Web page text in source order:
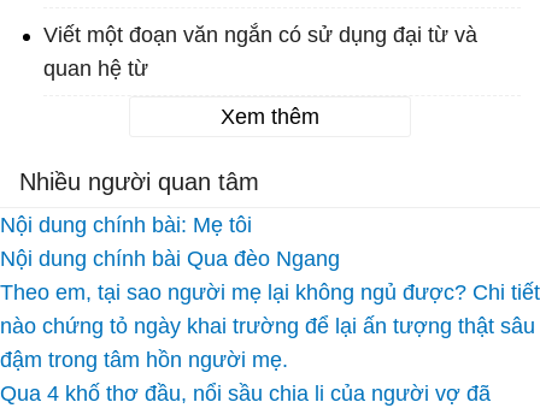
Viết một đoạn văn ngắn có sử dụng đại từ và
quan hệ từ
Xem thêm
Nhiều người quan tâm
Nội dung chính bài: Mẹ tôi
Nội dung chính bài Qua đèo Ngang
Theo em, tại sao người mẹ lại không ngủ được? Chi tiết
nào chứng tỏ ngày khai trường để lại ấn tượng thật sâu
đậm trong tâm hồn người mẹ.
Qua 4 khố thơ đầu, nổi sầu chia li của người vợ đã